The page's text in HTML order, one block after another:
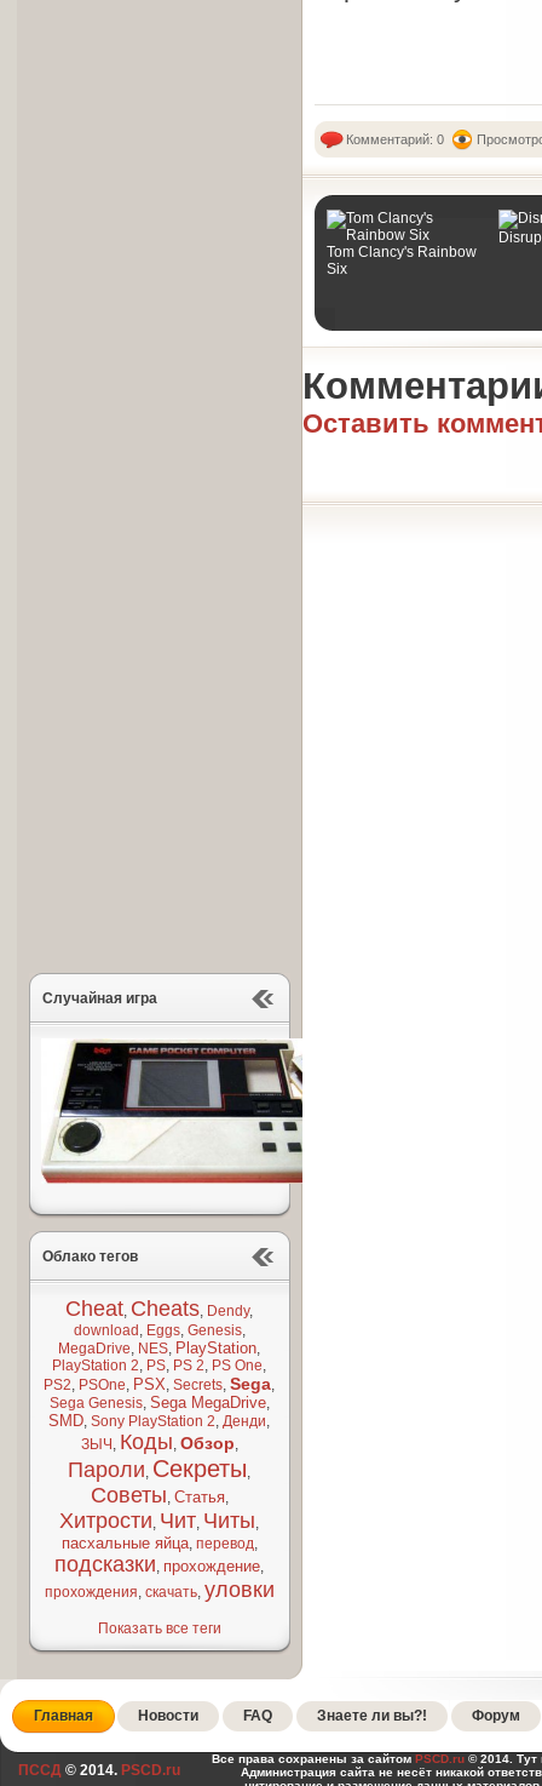
Случайная игра
Облако тегов
Cheat, Cheats, Dendy,
download , Eggs, Genesis,
MegaDrive, NES, PlayStation,
PlayStation 2, PS, PS 2, PS One,
PS2, PSOne, PSX,Secrets,Sega,
Sega Genesis, Sega MegaDrive,
SMD,Sony PlayStation 2,Денди,
ЗЫЧ , Коды, Обзор,
Пароли, Секреты,
Советы, Статья,
Хитрости, Чит, Читы,
пасхальные яйца, перевод,
подсказки, прохождение,
прохождения, скачать, уловки
Показать все теги
Комментарий: 0
Tom Clancy's Rainbow
Six
Оставить
Главная Новости FAQ Знаете ли вы?! Форум
ПССД © 2014. PSCD.ru
Все права сохранены за сайтом PSCD.ru © 2014. Тут
Администрация сайта не несёт никакой